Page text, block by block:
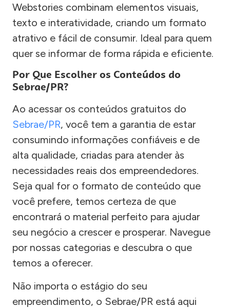
Webstories combinam elementos visuais,
texto e interatividade, criando um formato
atrativo e fácil de consumir. Ideal para quem
quer se informar de forma rápida e eficiente.
Por Que Escolher os Conteúdos do
Sebrae/PR?
Ao acessar os conteúdos gratuitos do
Sebrae/PR, você tem a garantia de estar
consumindo informações confiáveis e de
alta qualidade, criadas para atender às
necessidades reais dos empreendedores.
Seja qual for o formato de conteúdo que
você prefere, temos certeza de que
encontrará o material perfeito para ajudar
seu negócio a crescer e prosperar. Navegue
por nossas categorias e descubra o que
temos a oferecer.
Não importa o estágio do seu
empreendimento, o Sebrae/PR está aqui